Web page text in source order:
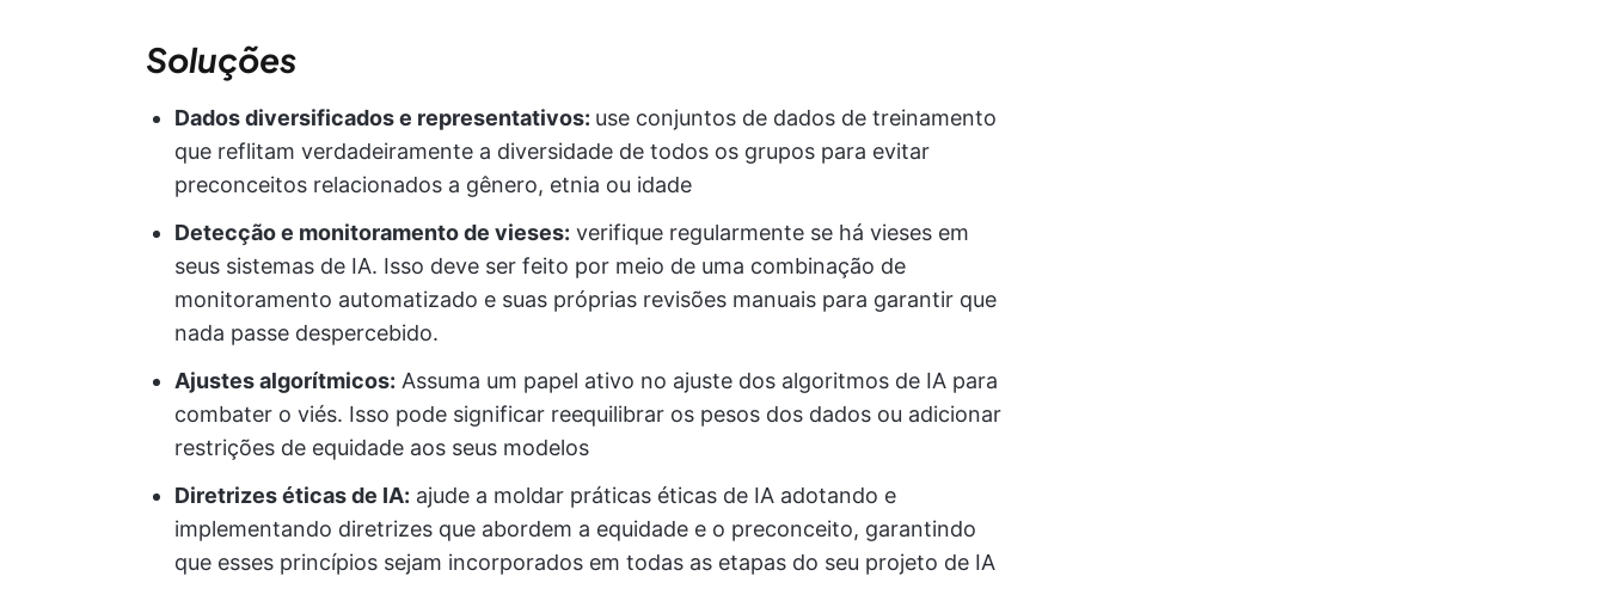
Soluções
Dados diversificados e representativos: use conjuntos de dados de treinamento
que reflitam verdadeiramente a diversidade de todos os grupos para evitar
preconceitos relacionados a gênero, etnia ou idade
Detecção e monitoramento de vieses: verifique regularmente se há vieses em
seus sistemas de IA. Isso deve ser feito por meio de uma combinação de
monitoramento automatizado e suas próprias revisões manuais para garantir que
nada passe despercebido.
Ajustes algorítmicos: Assuma um papel ativo no ajuste dos algoritmos de IA para
combater o viés. Isso pode significar reequilibrar os pesos dos dados ou adicionar
restrições de equidade aos seus modelos
Diretrizes éticas de IA: ajude a moldar práticas éticas de IA adotando e
implementando diretrizes que abordem a equidade e o preconceito, garantindo
que esses princípios sejam incorporados em todas as etapas do seu projeto de IA